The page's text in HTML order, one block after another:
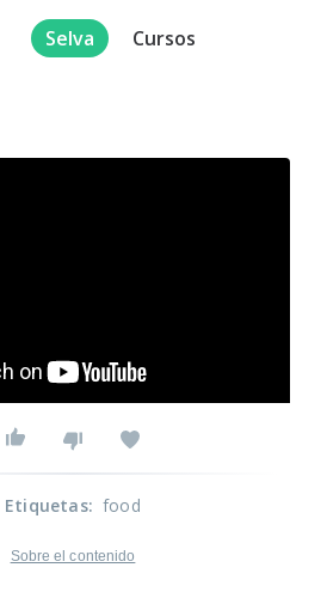
Selva Cursos
Etiquetas: food
Sobre el contenido